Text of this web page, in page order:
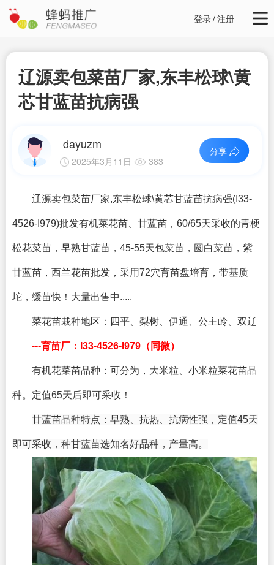
登录/注册
辽源卖包菜苗厂家,东丰松球\黄
芯甘蓝苗抗病强
dayuzm
2025年3月11日 383
分享
辽源卖包菜苗厂家,东丰松球\黄芯甘蓝苗抗病强(I33-
4526-I979)批发有机菜花苗、甘蓝苗，60/65天采收的青梗
松花菜苗，早熟甘蓝苗，45-55天包菜苗，圆白菜苗，紫
甘蓝苗，西兰花苗批发，采用72穴育苗盘培育，带基质
坨，缓苗快！大量出售中.....
菜花苗栽种地区： 四平、梨树、伊通、公主岭、双辽
---育苗厂：I33-4526-I979（同微）
有机花菜苗品种：可分为，大米粒、小米粒菜花苗品
种。定值65天后即可采收！
甘蓝苗品种特点：早熟、抗热、抗病性强，定值45天
即可采收，种甘蓝苗选知名好品种，产量高。